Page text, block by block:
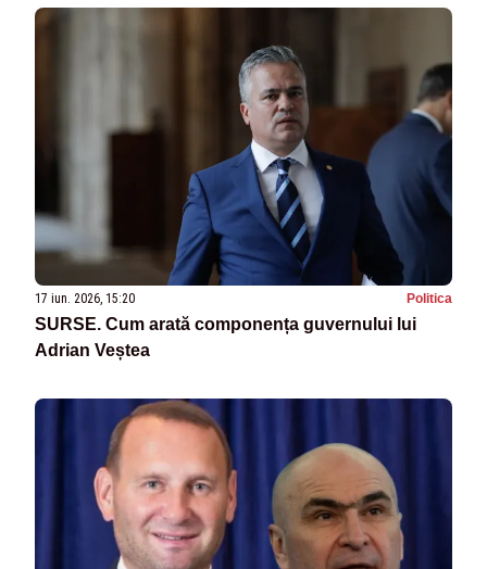
17 iun. 2026, 15:20 Politica
SURSE. Cum arată componența guvernului lui
Adrian Veștea